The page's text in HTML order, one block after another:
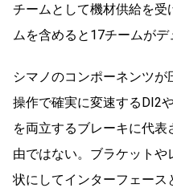
チームとして機材供給を
ムを含めると17チームがデ
シマノのコンポーネンツ
操作で確実に変速するDI2
を両立するブレーキに代
由ではない。ブラケット
状にしてインターフェース